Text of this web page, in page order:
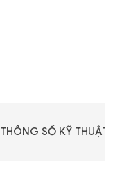
THÔNG SỐ KỸ THUẬT